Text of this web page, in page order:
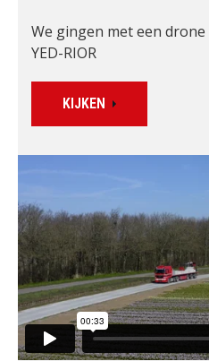
We gingen met een
YED-RIOR
KIJKEN